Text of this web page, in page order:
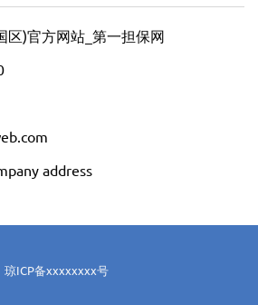
区)官方网站_第一担保网
address
琼ICP备xxxxxxxx号